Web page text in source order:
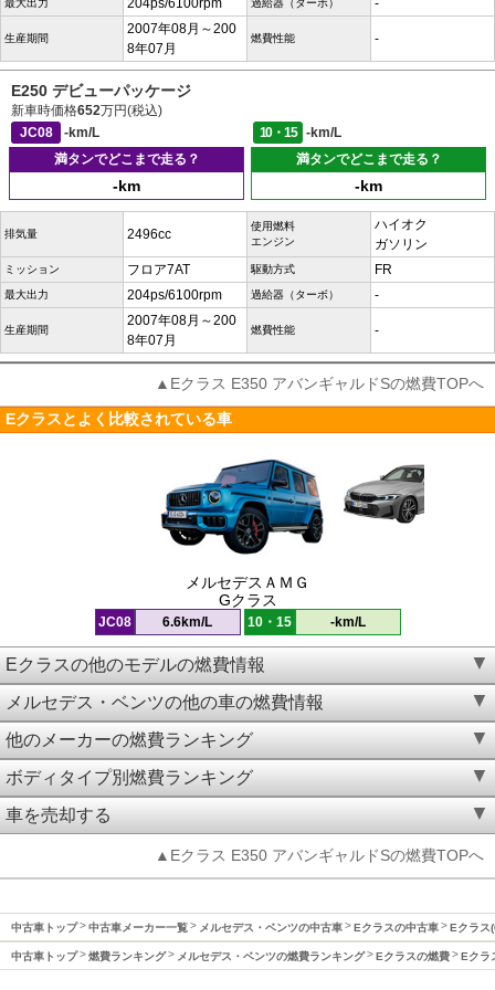
最大出力 204ps/6100rpm 過給器（ターボ） -
生産期間
2007年08月～200
8年07月
燃費性能 -
E250 デビューパッケージ
新車時価格652万円(税込)
JC08
-km/L 10・15
-km/L
満タンでどこまで走る？
-km
満タンでどこまで走る？
-km
排気量 2496cc
使用燃料
エンジン
ハイオク
ガソリン
ミッション フロア7AT 駆動方式 FR
最大出力 204ps/6100rpm 過給器（ターボ） -
生産期間
2007年08月～200
8年07月
燃費性能 -
▲Eクラス E350 アバンギャルドSの燃費TOPへ
Eクラスとよく比較されている車
メルセデスＡＭＧ
Gクラス
JC08 6.6km/L 10・15 -km/L
Eクラスの他のモデルの燃費情報
メルセデス・ベンツの他の車の燃費情報
他のメーカーの燃費ランキング
ボディタイプ別燃費ランキング
車を売却する
▲Eクラス E350 アバンギャルドSの燃費TOPへ
中古車トップ 中古車メーカー一覧 メルセデス・ベンツの中古車 Eクラスの中古車 Eクラス
中古車トップ 燃費ランキング メルセデス・ベンツの燃費ランキング Eクラスの燃費 Eクラ